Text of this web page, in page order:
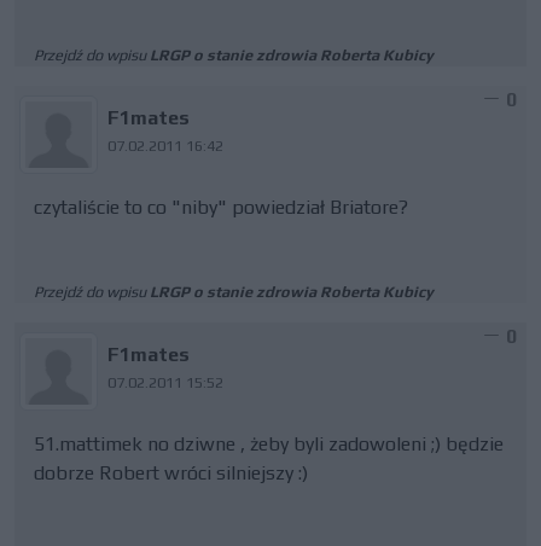
Przejdź do wpisu LRGP o stanie zdrowia Roberta Kubicy
F1mates
07.02.2011 16:42
0
czytaliście to co "niby" powiedział Briatore?
Przejdź do wpisu LRGP o stanie zdrowia Roberta Kubicy
F1mates
07.02.2011 15:52
0
51.mattimek no dziwne , żeby byli zadowoleni ;) będzie
dobrze Robert wróci silniejszy :)